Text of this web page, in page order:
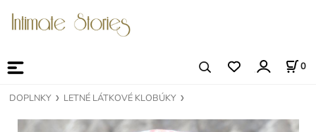
0
DOPLNKY LETNÉ LÁTKOVÉ KLOBÚKY